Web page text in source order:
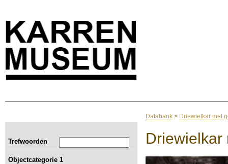
Trefwoorden
Objectcategorie 1
Databank > Driewielkar met
Driewielkar